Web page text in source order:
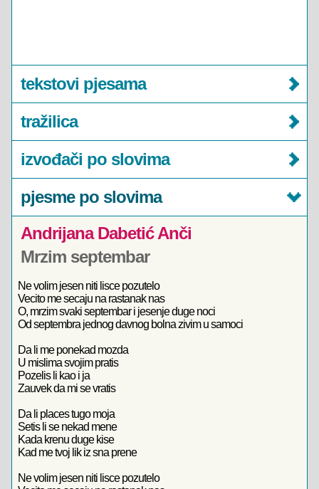
tekstovi pjesama
tražilica
izvođači po slovima
pjesme po slovima
Andrijana Dabetić Anči
Mrzim septembar
Ne volim jesen niti lisce pozutelo
Vecito me secaju na rastanak nas
O, mrzim svaki septembar i jesenje duge noci
Od septembra jednog davnog bolna zivim u samoci
Da li me ponekad mozda
U mislima svojim pratis
Pozelis li kao i ja
Zauvek da mi se vratis
Da li places tugo moja
Setis li se nekad mene
Kada krenu duge kise
Kad me tvoj lik iz sna prene
Ne volim jesen niti lisce pozutelo